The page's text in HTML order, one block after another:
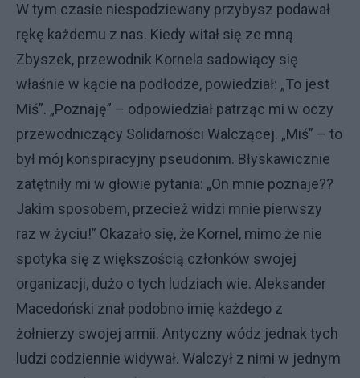
W tym czasie niespodziewany przybysz podawał
rękę każdemu z nas. Kiedy witał się ze mną
Zbyszek, przewodnik Kornela sadowiący się
właśnie w kącie na podłodze, powiedział: „To jest
Miś”. „Poznaję” – odpowiedział patrząc mi w oczy
przewodniczący Solidarności Walczącej. „Miś” – to
był mój konspiracyjny pseudonim. Błyskawicznie
zatętniły mi w głowie pytania: „On mnie poznaje??
Jakim sposobem, przecież widzi mnie pierwszy
raz w życiu!” Okazało się, że Kornel, mimo że nie
spotyka się z większością członków swojej
organizacji, dużo o tych ludziach wie. Aleksander
Macedoński znał podobno imię każdego z
żołnierzy swojej armii. Antyczny wódz jednak tych
ludzi codziennie widywał. Walczył z nimi w jednym